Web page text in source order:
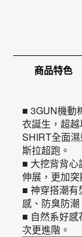
商品特色
■ 3GUN機動
衣誕生，超
SHIRT全面
斯拉超跑。
■ 大挖背背
伸展，更加
■ 神穿搭潮有
感、防臭防
■ 自然系好感
次更進階。